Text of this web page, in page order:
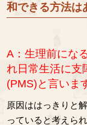
和できる方法は
A：生理前にな
れ日常生活に支
(PMS)と言いま
原因ははっきりと
っていると考えら